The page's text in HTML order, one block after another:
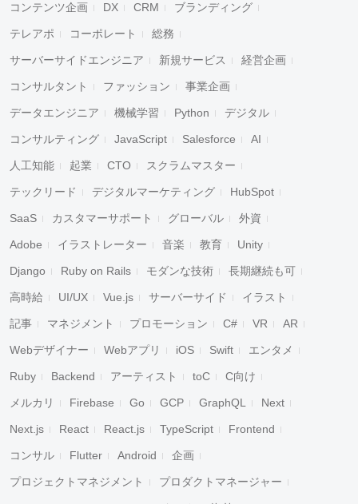
コンテンツ企画 DX CRM ブランディング
テレアポ コーポレート 総務
サーバーサイドエンジニア 新規サービス 経営企画
コンサルタント ファッション 事業企画
データエンジニア 機械学習 Python デジタル
コンサルティング JavaScript Salesforce AI
人工知能 起業 CTO スクラムマスター
テックリード デジタルマーケティング HubSpot
SaaS カスタマーサポート グローバル 外資
Adobe イラストレーター 音楽 教育 Unity
Django Ruby on Rails モダンな技術 長期継続も可
高時給 UI/UX Vue.js サーバーサイド イラスト
記事 マネジメント プロモーション C# VR AR
Webデザイナー Webアプリ iOS Swift エンタメ
Ruby Backend アーティスト toC C向け
メルカリ Firebase Go GCP GraphQL Next
Next.js React React.js TypeScript Frontend
コンサル Flutter Android 企画
プロジェクトマネジメント プロダクトマネージャー